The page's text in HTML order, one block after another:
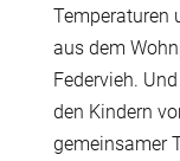
Temperaturen
aus dem
Federvieh.
den Kindern
gemeinsamer